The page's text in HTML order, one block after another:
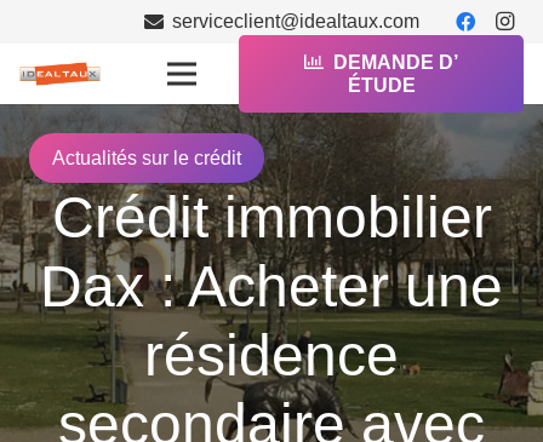
serviceclient@idealtaux.com
DEMANDE D’
ÉTUDE
Actualités sur le crédit
Crédit immobilier
Dax : Acheter une
résidence
secondaire avec